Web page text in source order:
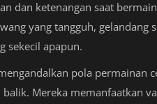
dan ketenangan saat
yang tangguh, gelandang
sekecil apapun.
pola permainan
balik. Mereka memanfaatkan